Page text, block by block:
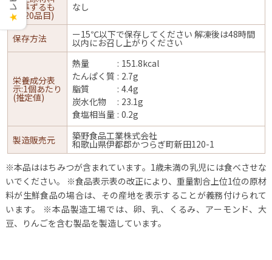
に準ずるも
の(20品目)
なし
保存方法 ー15℃以下で保存してください 解凍後は48時間
以内にお召し上がりください
栄養成分表
示:1個あたり
(推定値)
熱量
151.8kcal
たんぱく質
2.7g
脂質
4.4g
炭水化物
23.1g
食塩相当量 0.2g
製造販売元 築野食品工業株式会社
和歌山県伊都郡かつらぎ町新田120-1
※本品ははちみつが含まれています。1歳未満の乳児には食べさせな
いでください。
※食品表示表の改正により、重量割合上位1位の原材
料が生鮮食品の場合は、その産地を表示することが義務付けられて
います。
※本品製造工場では、卵、乳、くるみ、アーモンド、大
豆、りんごを含む製品を製造しています。
★